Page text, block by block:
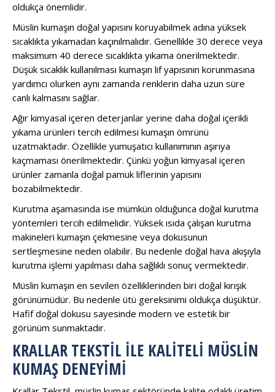
oldukça önemlidir.
Müslin kumaşın doğal yapısını koruyabilmek adına yüksek
sıcaklıkta yıkamadan kaçınılmalıdır. Genellikle 30 derece veya
maksimum 40 derece sıcaklıkta yıkama önerilmektedir.
Düşük sıcaklık kullanılması kumaşın lif yapısının korunmasına
yardımcı olurken aynı zamanda renklerin daha uzun süre
canlı kalmasını sağlar.
Ağır kimyasal içeren deterjanlar yerine daha doğal içerikli
yıkama ürünleri tercih edilmesi kumaşın ömrünü
uzatmaktadır. Özellikle yumuşatıcı kullanımının aşırıya
kaçmaması önerilmektedir. Çünkü yoğun kimyasal içeren
ürünler zamanla doğal pamuk liflerinin yapısını
bozabilmektedir.
Kurutma aşamasında ise mümkün olduğunca doğal kurutma
yöntemleri tercih edilmelidir. Yüksek ısıda çalışan kurutma
makineleri kumaşın çekmesine veya dokusunun
sertleşmesine neden olabilir. Bu nedenle doğal hava akışıyla
kurutma işlemi yapılması daha sağlıklı sonuç vermektedir.
Müslin kumaşın en sevilen özelliklerinden biri doğal kırışık
görünümüdür. Bu nedenle ütü gereksinimi oldukça düşüktür.
Hafif doğal dokusu sayesinde modern ve estetik bir
görünüm sunmaktadır.
KRALLAR TEKSTIL ILE KALITELI MÜSLIN
KUMAŞ DENEYIMI